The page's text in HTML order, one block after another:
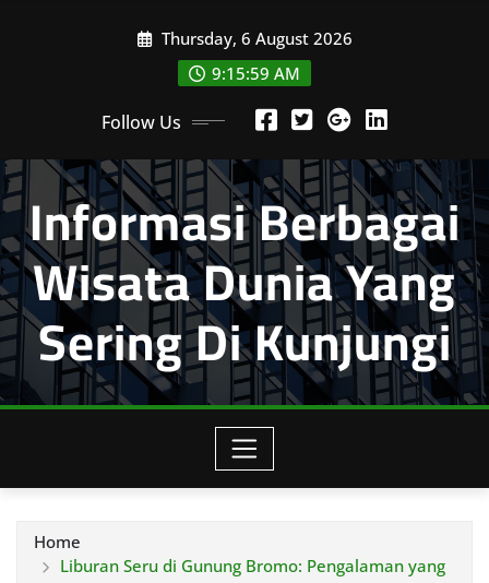
Thursday, 6 August 2026
9:16:00 AM
Follow Us
Informasi Berbagai
Wisata Dunia Yang
Sering Di Kunjungi
Home
Liburan Seru di Gunung Bromo: Pengalaman yang